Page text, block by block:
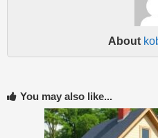
About
You may also like...